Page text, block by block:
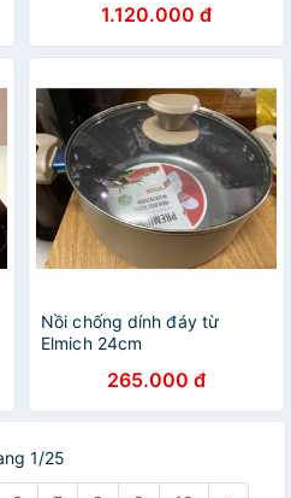
1.120.000 đ
Nồi chống dính đáy từ
Elmich 24cm
265.000 đ
1/25